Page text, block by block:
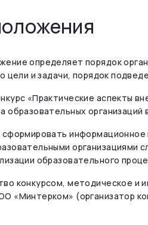
определяет порядок
цели и задачи, порядок
«Практические аспекты
образовательных
организациями
образовательного
конкурсом, методическое и
«Минтерком» (организатор